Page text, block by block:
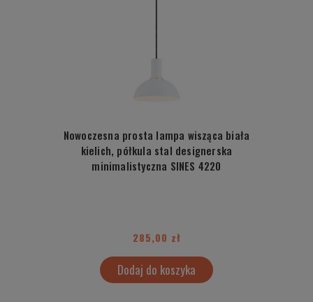
Nowoczesna prosta lampa wisząca biała
kielich, półkula stal designerska
minimalistyczna SINES 4220
285,00 zł
Dodaj do koszyka